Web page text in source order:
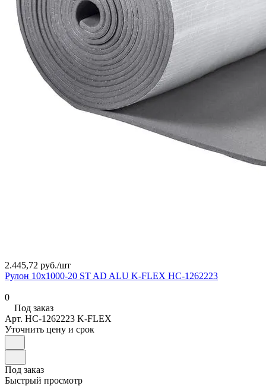
2.445,72 руб./шт
Рулон 10х1000-20 ST AD ALU K-FLEX НС-1262223
0
Под заказ
Арт. НС-1262223 K-FLEX
Уточнить цену и срок
Под заказ
Быстрый просмотр